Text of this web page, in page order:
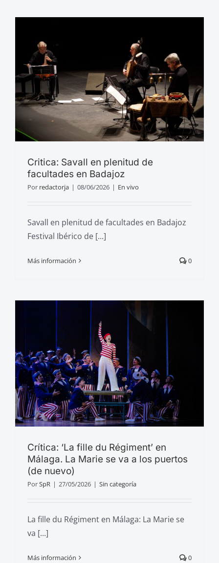
Critica: Savall en plenitud de
facultades en Badajoz
Por redactorja | 08/06/2026 | En vivo
Savall en plenitud de facultades en Badajoz
Festival Ibérico de [...]
Más información 0
Crítica: ‘La fille du Régiment’ en
Málaga. La Marie se va a los puertos
(de nuevo)
PorSpR | 27/05/2026 | Sin categoría
La fille du Régiment en Málaga: La Marie se
va [...]
Más información 0